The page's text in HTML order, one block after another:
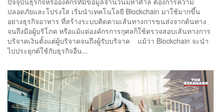
ปลอดภัยและโปร่งใส เริ่มนำเทคโนโลยี Blockchain มาใช้มากขึ้น
อย่างธุรกิจอาหาร ที่สร้างระบบติดตามเส้นทางการขนส่งจากต้นทาง
จนถึงมือผู้บริโภค หรือแม้แต่องค์กรการกุศลก็ใช้ตรวจสอบเส้นทางการ
บริจาคเงินตั้งแต่ผู้บริจาคจนถึงผู้รับบริจาค แม้ว่า Blockchain จะนำ
ไปประยุกต์ใช้กับธุรกิจอื่น...